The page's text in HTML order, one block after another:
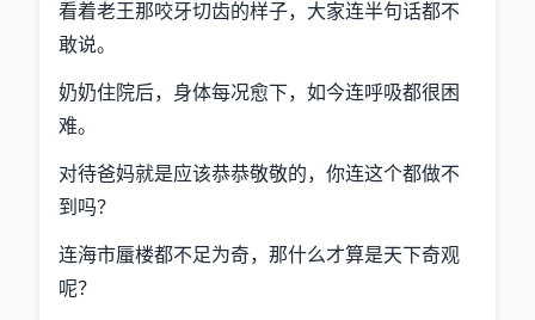
看着老王那咬牙切齿的样子，大家连半句话都不
敢说。
奶奶住院后，身体每况愈下，如今连呼吸都很困
难。
对待爸妈就是应该恭恭敬敬的，你连这个都做不
到吗？
连海市蜃楼都不足为奇，那什么才算是天下奇观
呢？